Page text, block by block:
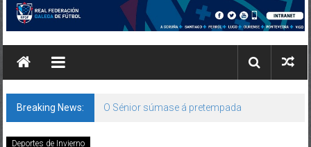
Breaking News: O Sénior súmase á pretempada
Deportes de Invierno